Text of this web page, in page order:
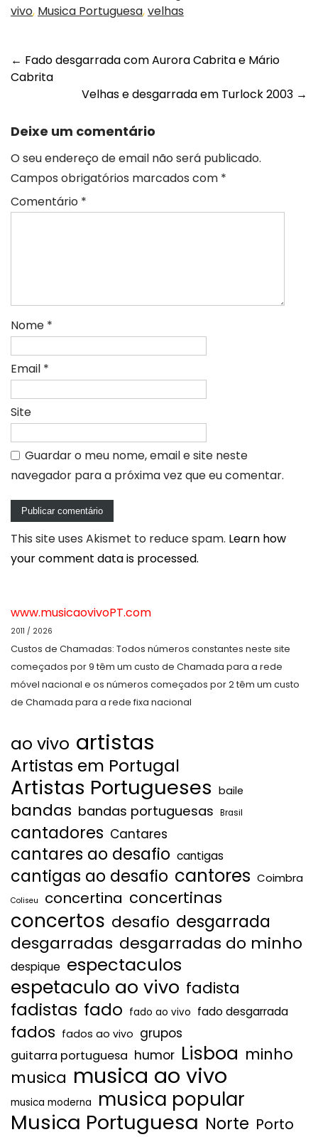
vivo, Musica Portuguesa,velhas
Post
navigation
← Fado desgarrada com Aurora Cabrita e Mário
Cabrita
Velhas e desgarrada em Turlock 2003 →
Deixe um comentário
O seu endereço de email não será publicado.
Campos obrigatórios marcados com *
Comentário *
Nome *
Email *
Site
Guardar o meu nome, email e site neste
navegador para a próxima vez que eu comentar.
This site uses Akismet to reduce spam. Learn how
your comment data is processed.
www.musicaovivoPT.com
2011 / 2026
Custos de Chamadas: Todos números constantes neste site
começados por 9 têm um custo de Chamada para a rede
móvel nacional e os números começados por 2 têm um custo
de Chamada para a rede fixa nacional
ao vivo artistas
Artistas em Portugal
Artistas Portugueses baile
bandas bandas portuguesas Brasil
cantadores Cantares
cantares ao desafio cantigas
cantigas ao desafio cantores Coimbra
Coliseu concertina concertinas
concertos desafio desgarrada
desgarradas desgarradas do minho
despique espectaculos
espetaculo ao vivo fadista
fadistas fado fado ao vivo fado desgarrada
fados fados ao vivo grupos
guitarra portuguesa humor Lisboa minho
musica musica ao vivo
musica moderna musica popular
Musica Portuguesa Norte Porto